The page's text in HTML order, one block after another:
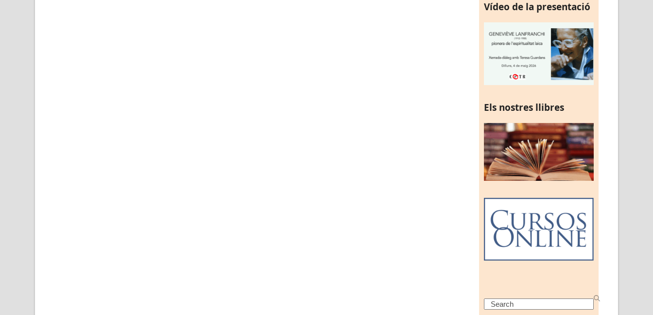
Vídeo de la presentació
Els nostres llibres
Search